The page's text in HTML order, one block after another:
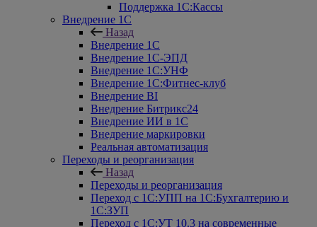
Поддержка 1С:Кассы
Внедрение 1С
Назад
Внедрение 1С
Внедрение 1С-ЭПД
Внедрение 1С:УНФ
Внедрение 1С:Фитнес-клуб
Внедрение BI
Внедрение Битрикс24
Внедрение ИИ в 1С
Внедрение маркировки
Реальная автоматизация
Переходы и реорганизация
Назад
Переходы и реорганизация
Переход с 1С:УПП на 1С:Бухгалтерию и
1С:ЗУП
Переход с 1С:УТ 10.3 на современные